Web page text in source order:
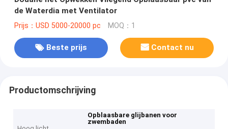
de Waterdia met Ventilator
Prijs：USD 5000-20000 pc MOQ：1
Beste prijs Contact nu
Productomschrijving
Opblaasbare glijbanen voor
zwembaden